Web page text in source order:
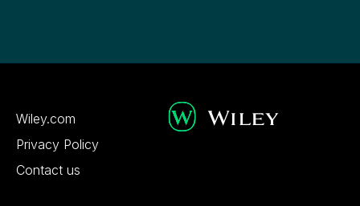
Wiley.com
Privacy Policy
Contact us